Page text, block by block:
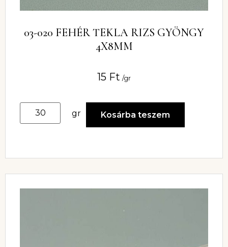
03-020 FEHÉR TEKLA RIZS GYÖNGY
4X8MM
15 Ft /gr
gr Kosárba teszem